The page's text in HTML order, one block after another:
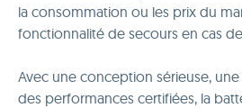
la consommation ou les prix du
fonctionnalité de secours en cas
Avec une conception sérieuse,
des performances certifiées, la